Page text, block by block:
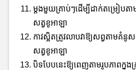
ម្តងមួយគ្រាប់ៗដើម្បីដាក់តម្រៀបត
សត្វខូអាឡា
កាវស្អិតត្រូវលាបវាឱ្យសព្វតាមគំនូ
សត្វខូអាឡា
បិទបែបនេះឱ្យពេញតាមរូបភាពក្នុង